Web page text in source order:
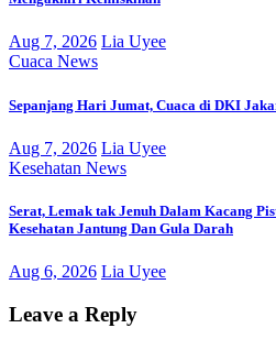
Aug 7, 2026 Lia Uyee
Cuaca News
Sepanjang Hari Jumat, Cuaca di DKI
Aug 7, 2026 Lia Uyee
Kesehatan News
Serat, Lemak tak Jenuh Dalam Kacang
Kesehatan Jantung Dan Gula Darah
Aug 6, 2026 Lia Uyee
Leave a Reply